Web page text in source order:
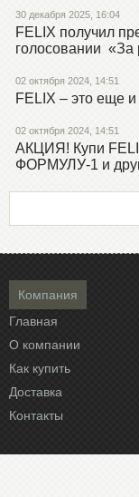
30 декабря 2025, 16:04
FELIX получил
голосовании «За
02 октября 2024, 14:51
FELIX – это еще
02 октября 2024, 14:51
АКЦИЯ! Купи
ФОРМУЛУ-1 и
Компания
Главная
О компании
Как купить
Доставка
Контакты